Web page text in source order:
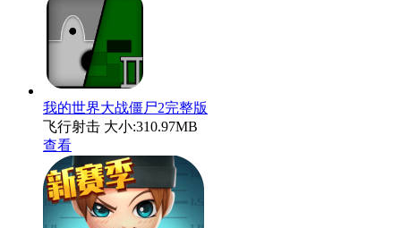
我的世界大战僵尸2完整版
飞行射击 大小:310.97MB
查看